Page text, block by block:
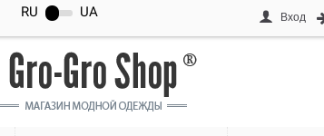
RU UA Вход